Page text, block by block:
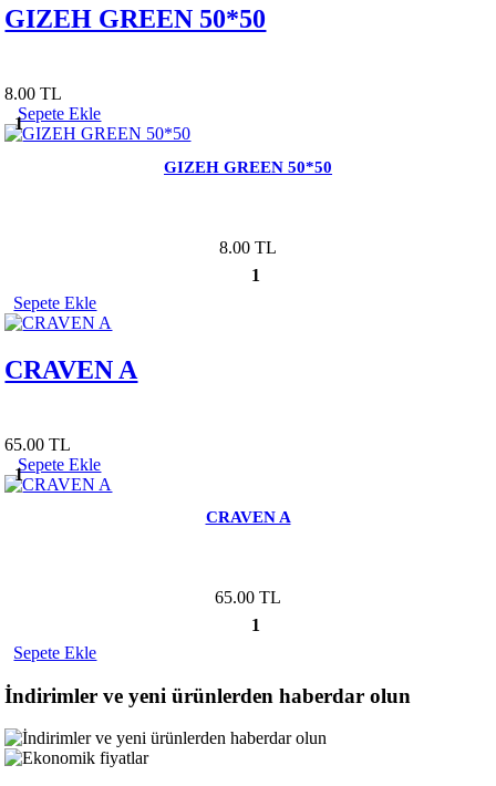
GIZEH GREEN 50*50
8.00 TL
1
Sepete Ekle
GIZEH GREEN 50*50
8.00 TL
1
Sepete Ekle
CRAVEN A
65.00 TL
1
Sepete Ekle
CRAVEN A
65.00 TL
1
Sepete Ekle
İndirimler ve yeni ürünlerden haberdar olun